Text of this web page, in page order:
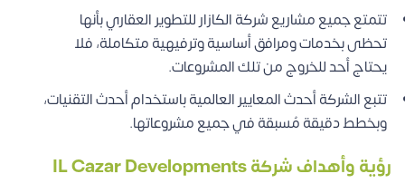
تتمتع جميع مشاريع شركة الكازار للتطوير العقاري بأنها
تحظى بخدمات ومرافق أساسية وترفيهية متكاملة، فلا
يحتاج أحد للخروج من تلك المشروعات.
تتبع الشركة أحدث المعايير العالمية باستخدام أحدث التقنيات،
وبخطط دقيقة مُسبقة في جميع مشروعاتها.
رؤية وأهداف شركة IL Cazar Developments